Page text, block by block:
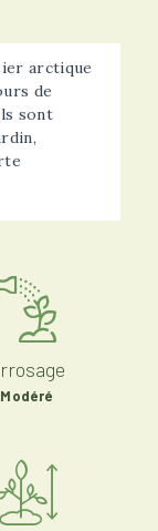
arctique
de
sont
Modéré